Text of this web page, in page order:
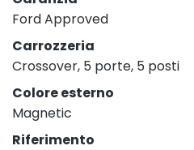
Ford Approved
Carrozzeria
Crossover, 5 porte, 5 posti
Colore esterno
Magnetic
Riferimento